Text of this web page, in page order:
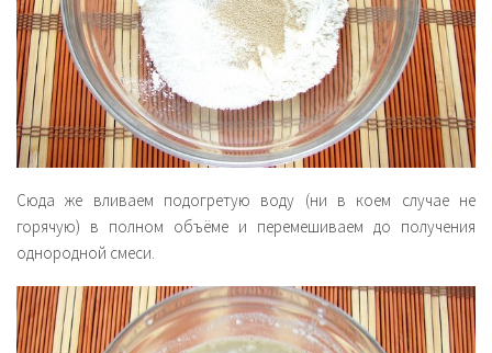
Сюда же вливаем подогретую воду (ни в коем случае не
горячую) в полном объёме и перемешиваем до получения
однородной смеси.